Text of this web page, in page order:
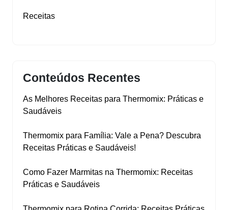
Receitas
Conteúdos Recentes
As Melhores Receitas para Thermomix: Práticas e
Saudáveis
Thermomix para Família: Vale a Pena? Descubra
Receitas Práticas e Saudáveis!
Como Fazer Marmitas na Thermomix: Receitas
Práticas e Saudáveis